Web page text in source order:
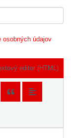
osobných údajov
editor (HTML)